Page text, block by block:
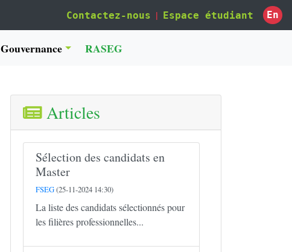
Contactez-nous | Espace étudiant En
Gouvernance RASEG
Articles
Sélection des candidats en
Master
FSEG(25-11-2024 14:30)
La liste des candidats sélectionnés pour
les filières professionnelles...